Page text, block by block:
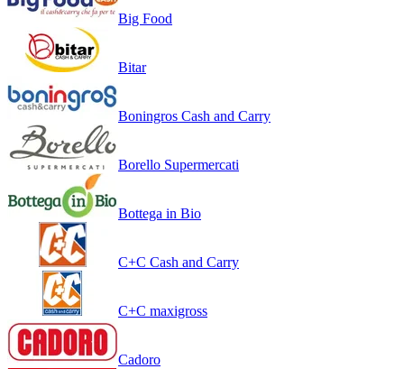
Big Food
Bitar
Boningros Cash and Carry
Borello Supermercati
Bottega in Bio
C+C Cash and Carry
C+C maxigross
Cadoro